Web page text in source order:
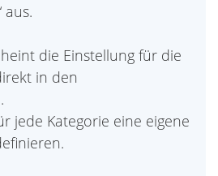
aus.
die Einstellung für die
in den
jede Kategorie eine eigene